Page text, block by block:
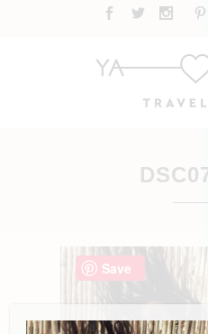
Save